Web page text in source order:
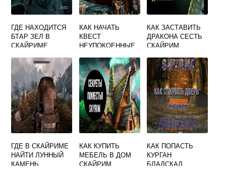
ГДЕ НАХОДИТСЯ
БТАР ЗЕЛ В
СКАЙРИМЕ
КАК НАЧАТЬ
КВЕСТ
НЕУПОКОЕННЫЕ
КАК ЗАСТАВИТЬ
ДРАКОНА СЕСТЬ
СКАЙРИМ
ГДЕ В СКАЙРИМЕ
НАЙТИ ЛУННЫЙ
КАМЕНЬ
КАК КУПИТЬ
МЕБЕЛЬ В ДОМ
СКАЙРИМ
КАК ПОПАСТЬ
КУРГАН
БЛАДСКАЛ